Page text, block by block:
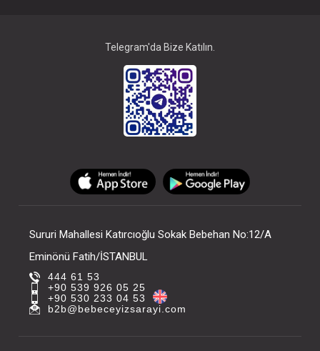
Telegram'da Bize Katılın.
Sururi Mahallesi Katırcıoğlu Sokak Bebehan No:12/A
Eminönü Fatih/İSTANBUL
444 61 53
+90 539 926 05 25
+90 530 233 04 53
b2b@bebeceyizsarayi.com